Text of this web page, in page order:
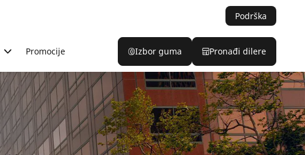
Podrška
Promocije Izbor guma Pronađi dilere